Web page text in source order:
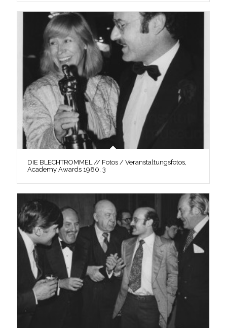
DIE BLECHTROMMEL // Fotos / Veranstaltungsfotos,
Academy Awards 1980, 3